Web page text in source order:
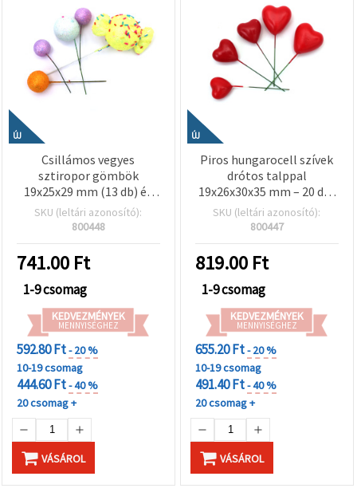
ÚJ
Csillámos vegyes
sztiropor gömbök
19x25x29 mm (13 db) és
cukorkák 67x40 mm (2 db)
drót szárral – tökéletes
virágkötészethez és
kreatív hobby
kellékekhez
SKU (leltári azonosító):
800448
741.00 Ft
1-9 csomag
KEDVEZMÉNYEK
MENNYISÉGHEZ
592.80 Ft- 20 %
10-19 csomag
444.60 Ft- 40 %
20 csomag +
VÁSÁROL
ÚJ
Piros hungarocell szívek
drótos talppal
19x26x30x35 mm – 20 db-
os szett –
Virágkötészethez,
kreatív hobby kézműves
alkotásokhoz
SKU (leltári azonosító):
800447
819.00 Ft
1-9 csomag
KEDVEZMÉNYEK
MENNYISÉGHEZ
655.20 Ft- 20 %
10-19 csomag
491.40 Ft- 40 %
20 csomag +
VÁSÁROL